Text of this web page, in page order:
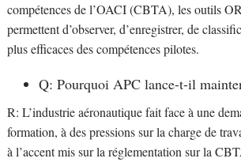
compétences de l’OACI (CBTA), les outils
permettent d’observer, d’enregistrer, de
plus efficaces des compétences pilotes.
Q: Pourquoi APC lance-t-il
R: L’industrie aéronautique fait face à une
formation, à des pressions sur la charge de
à l’accent mis sur la réglementation sur la